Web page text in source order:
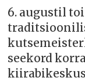
6. augustil
seekord